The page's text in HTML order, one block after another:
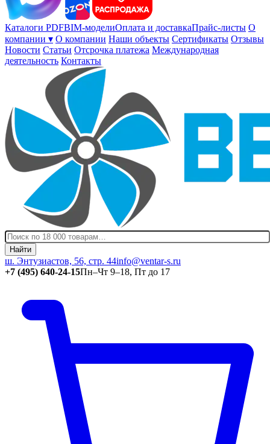
Каталоги PDFBIM-моделиОплата и доставкаПрайс-листы О
компании ▾ О компании Наши объекты Сертификаты Отзывы
Новости Статьи Отсрочка платежа Международная
деятельность Контакты
Найти
ш. Энтузиастов, 56, стр. 44info@ventar-s.ru
+7 (495) 640-24-15Пн–Чт 9–18, Пт до 17